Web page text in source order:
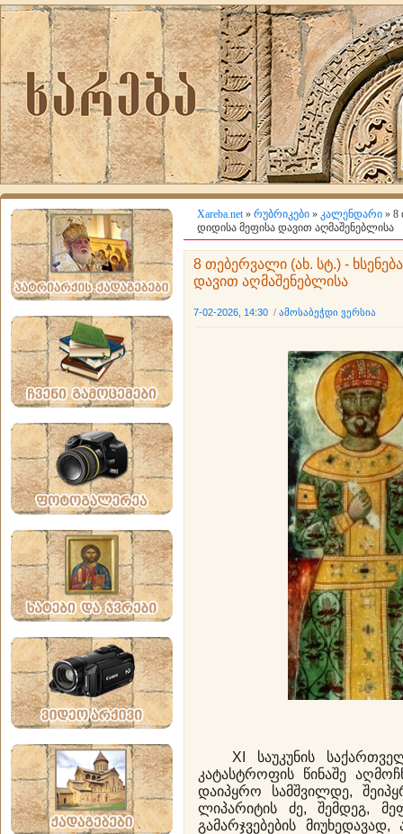
Xareba.net» რუბრიკები » კალენდარი » 8
დიდისა მეფისა დავით აღმაშენებლისა
8 თებერვალი (ახ. სტ.) -
დავით აღმაშენებლისა
7-02-2026, 14:30 / ამოსაბეჭდი ვერსია
XI საუკუნის
კატასტროფის წინაშე
დაიპყრო სამშვილდე,
ლიპარიტის ძე, შემდეგ,
გამარჯვებების